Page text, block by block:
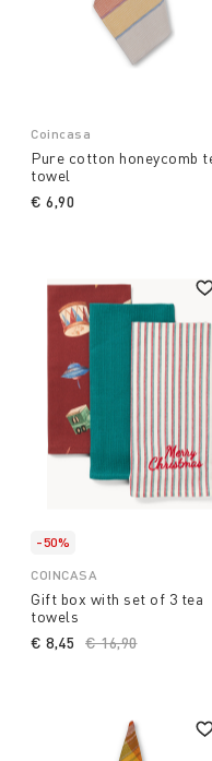
Coincasa
Pure cotton honeycomb
towel
€ 6,90
-50%
COINCASA
Gift box with set of 3 tea
towels
Price reduced
€ 16,90to
€ 8,45